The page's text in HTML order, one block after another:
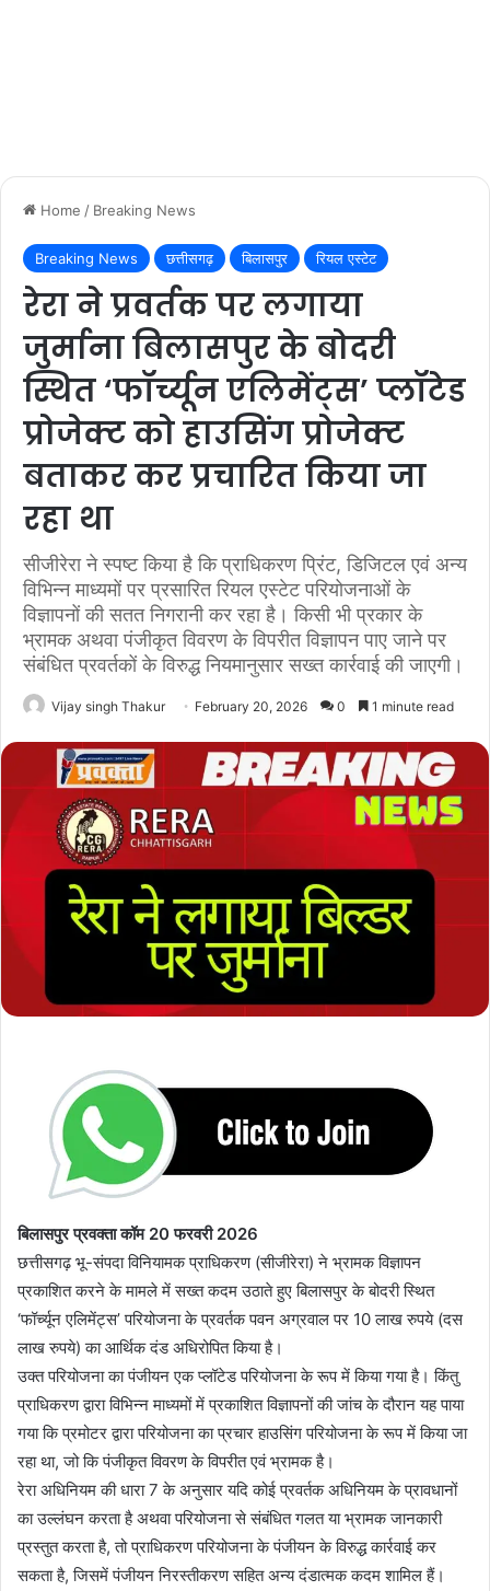
Home / Breaking News
Breaking News छत्तीसगढ़ बिलासपुर रियल एस्टेट
रेरा ने प्रवर्तक पर लगाया
जुर्माना बिलासपुर के बोदरी
स्थित ‘फॉर्च्यून एलिमेंट्स’ प्लॉटेड
प्रोजेक्ट को हाउसिंग प्रोजेक्ट
बताकर कर प्रचारित किया जा
रहा था
सीजीरेरा ने स्पष्ट किया है कि प्राधिकरण प्रिंट, डिजिटल एवं अन्य
विभिन्न माध्यमों पर प्रसारित रियल एस्टेट परियोजनाओं के
विज्ञापनों की सतत निगरानी कर रहा है। किसी भी प्रकार के
भ्रामक अथवा पंजीकृत विवरण के विपरीत विज्ञापन पाए जाने पर
संबंधित प्रवर्तकों के विरुद्ध नियमानुसार सख्त कार्रवाई की जाएगी।
Vijay singh Thakur February 20, 2026 0 1 minute read
बिलासपुर प्रवक्ता कॉम 20 फरवरी 2026
छत्तीसगढ़ भू-संपदा विनियामक प्राधिकरण (सीजीरेरा) ने भ्रामक विज्ञापन
प्रकाशित करने के मामले में सख्त कदम उठाते हुए बिलासपुर के बोदरी स्थित
‘फॉर्च्यून एलिमेंट्स’ परियोजना के प्रवर्तक पवन अग्रवाल पर 10 लाख रुपये (दस
लाख रुपये) का आर्थिक दंड अधिरोपित किया है।
उक्त परियोजना का पंजीयन एक प्लॉटेड परियोजना के रूप में किया गया है। किंतु
प्राधिकरण द्वारा विभिन्न माध्यमों में प्रकाशित विज्ञापनों की जांच के दौरान यह पाया
गया कि प्रमोटर द्वारा परियोजना का प्रचार हाउसिंग परियोजना के रूप में किया जा
रहा था, जो कि पंजीकृत विवरण के विपरीत एवं भ्रामक है।
रेरा अधिनियम की धारा 7 के अनुसार यदि कोई प्रवर्तक अधिनियम के प्रावधानों
का उल्लंघन करता है अथवा परियोजना से संबंधित गलत या भ्रामक जानकारी
प्रस्तुत करता है, तो प्राधिकरण परियोजना के पंजीयन के विरुद्ध कार्रवाई कर
सकता है, जिसमें पंजीयन निरस्तीकरण सहित अन्य दंडात्मक कदम शामिल हैं।